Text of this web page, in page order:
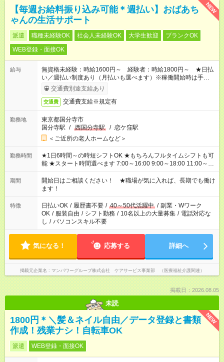
NEW
【毎週お給料振り込み可能＊週払い】おばあち
ゃんの生活サポート
派遣 職種未経験OK 社会人未経験OK 大学生歓迎
ブランクOK
WEB登録・面接OK
給与
無資格未経験：時給1600円～ 経験者：時給1800円～ ★日払
い／週払い制度あり（月払いも選べます）※稼働開始時は手続き
完了次第のお支払いとなります。
交通費別途支給あり
交通費 交通費支給※規定有
勤務地
東京都国分寺市
国分寺駅 / 西国分寺駅 / 恋ケ窪駅
＜ご近所の老人ホームなど＞
勤務時間
★1日6時間～の時短シフトOK ★もちろんフルタイムシフトも可
能 ★スタート時間選べます 7:00～16:00 9:00～18:00 11:00～
20:00 など 残業なし！ ※Wワークの場合、他のお仕事と合わせ
週40時間超の就業はご案内できません ※法令に基づき、週20時
間以上勤務は社会保険への加入対象となります ※労働者派遣法
（日雇い派遣の原則禁止）により、短時間・短期間の就業はご
案内が難しい場合があります
期間
開始日はご相談ください！ ★職場が気に入れば、長期でも働け
ます！
特徴 日払いOK / 履歴書不要 / 40～50代活躍中 / 副業・Wワーク
OK / 服装自由 / シフト勤務 / 10名以上の大量募集 / 電話対応な
し / パソコンスキル不要
気になる！ 応募する 詳細へ
掲載元企業名 マンパワーグループ株式会社 ケアサービス事業部 （医療福祉介護関連）
掲載日：2026.08.05
未読
NEW
1800円＊＼髪＆ネイル自由／データ登録と書類
作成！残業ナシ！自転車OK
派遣 WEB登録・面接OK